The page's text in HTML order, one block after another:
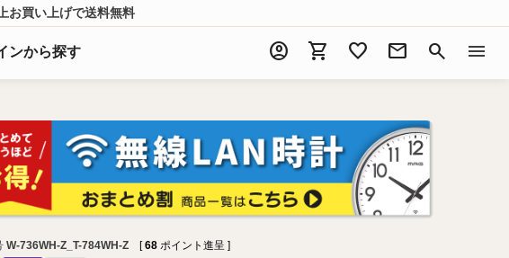
お買い上げで送料無料
ンから探す account_circle shopping_cart favorite mail search menu
W-736WH-Z_T-784WH-Z [ 68 ポイント進呈 ]